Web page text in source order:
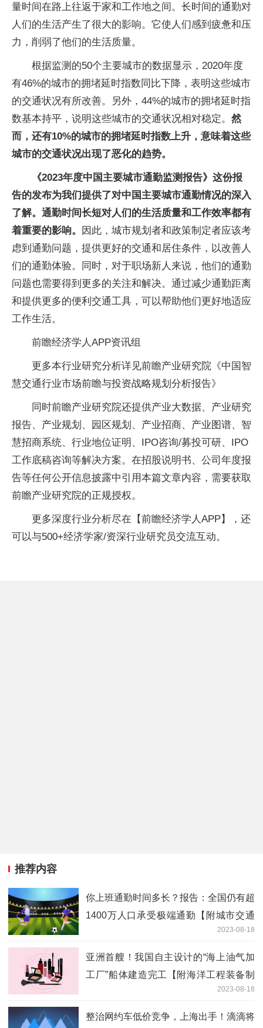
量时间在路上往返于家和工作地之间。长时间的通勤对
人们的生活产生了很大的影响。它使人们感到疲惫和压
力，削弱了他们的生活质量。
根据监测的50个主要城市的数据显示，2020年度
有46%的城市的拥堵延时指数同比下降，表明这些城市
的交通状况有所改善。另外，44%的城市的拥堵延时指
数基本持平，说明这些城市的交通状况相对稳定。 然
而，还有10%的城市的拥堵延时指数上升，意味着这些
城市的交通状况出现了恶化的趋势。
《2023年度中国主要城市通勤监测报告》 这份报
告的发布为我们提供了对中国主要城市通勤情况的深入
了解。通勤时间长短对人们的生活质量和工作效率都有
着重要的影响。
因此，城市规划者和政策制定者应该考
虑到通勤问题，提供更好的交通和居住条件，以改善人
们的通勤体验。同时，对于职场新人来说，他们的通勤
问题也需要得到更多的关注和解决。通过减少通勤距离
和提供更多的便利交通工具，可以帮助他们更好地适应
工作生活。
前瞻经济学人APP资讯组
更多本行业研究分析详见前瞻产业研究院《中国智
慧交通行业市场前瞻与投资战略规划分析报告》
同时前瞻产业研究院还提供产业大数据、产业研究
报告、产业规划、园区规划、产业招商、产业图谱、智
慧招商系统、行业地位证明、IPO咨询/募投可研、IPO
工作底稿咨询等解决方案。在招股说明书、公司年度报
告等任何公开信息披露中引用本篇文章内容，需要获取
前瞻产业研究院的正规授权。
更多深度行业分析尽在【前瞻经济学人APP】，还
可以与500+经济学家/资深行业研究员交流互动。
推荐内容
你上班通勤时间多长？报告：全国仍有超
1400万人口承受极端通勤【附城市交通
2023-08-18
亚洲首艘！我国自主设计的“海上油气加
工厂”船体建造完工【附海洋工程装备制
2023-08-18
整治网约车低价竞争，上海出手！滴滴将